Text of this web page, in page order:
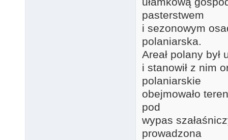
pasterstwem
i sezonowym
polaniarska.
Areał polany był
i stanowił z nim
polaniarskie
obejmowało
pod
wypas
prowadzona